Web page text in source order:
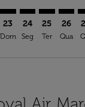
23
Dom
24
Seg
25
Ter
26
Qua